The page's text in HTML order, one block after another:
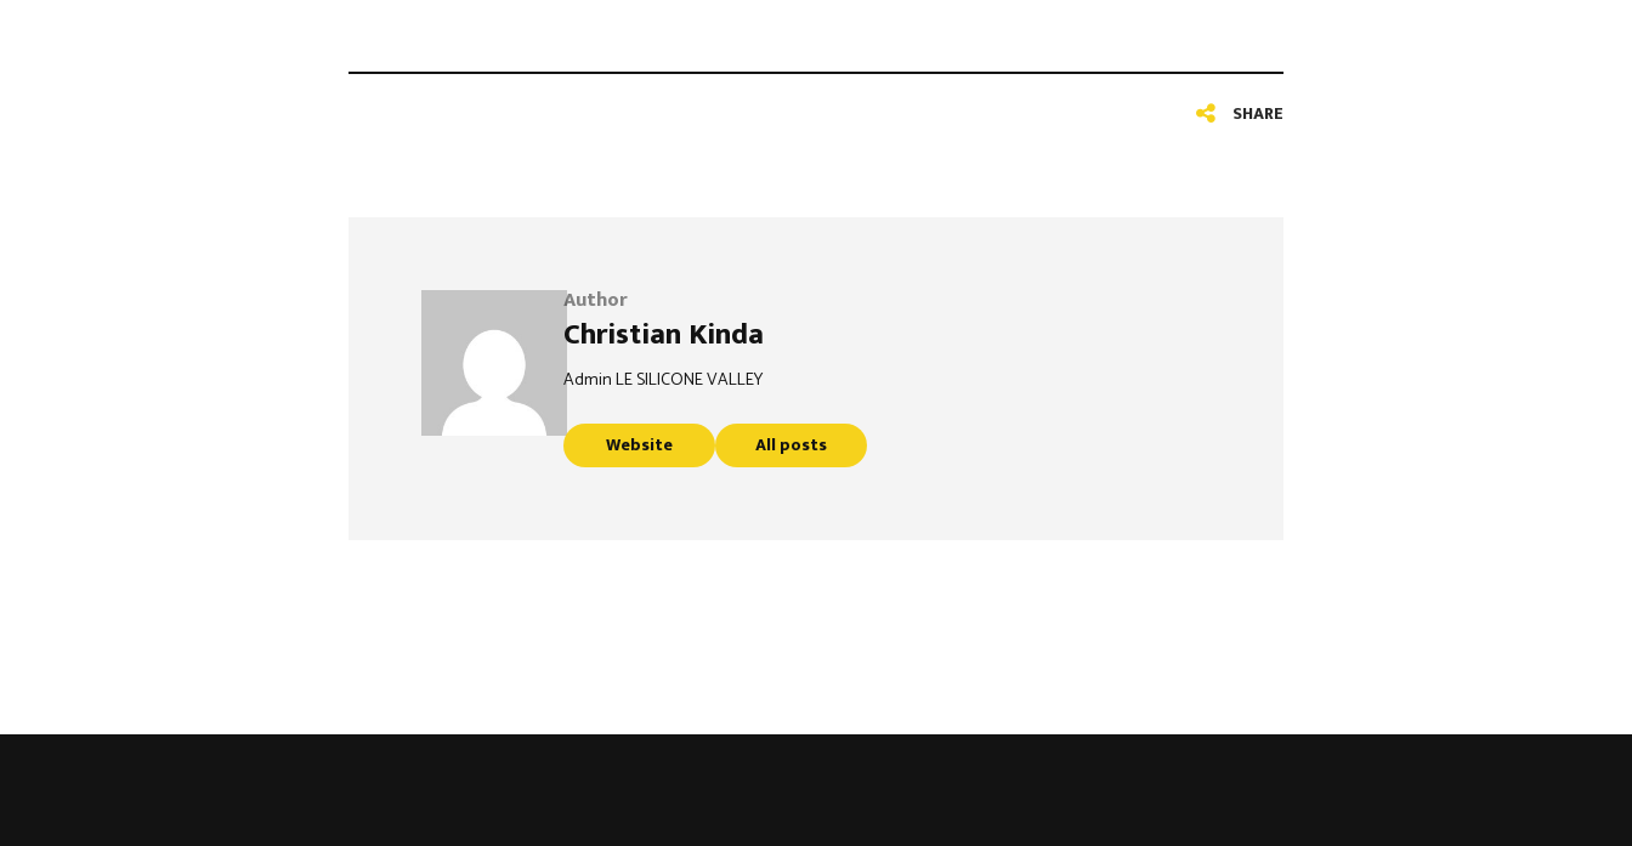
SHARE
Author
Christian Kinda
Admin LE SILICONE VALLEY
Website All posts